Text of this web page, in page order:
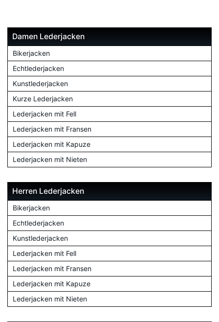
Damen Lederjacken
Bikerjacken
Echtlederjacken
Kunstlederjacken
Kurze Lederjacken
Lederjacken mit Fell
Lederjacken mit Fransen
Lederjacken mit Kapuze
Lederjacken mit Nieten
Herren Lederjacken
Bikerjacken
Echtlederjacken
Kunstlederjacken
Lederjacken mit Fell
Lederjacken mit Fransen
Lederjacken mit Kapuze
Lederjacken mit Nieten